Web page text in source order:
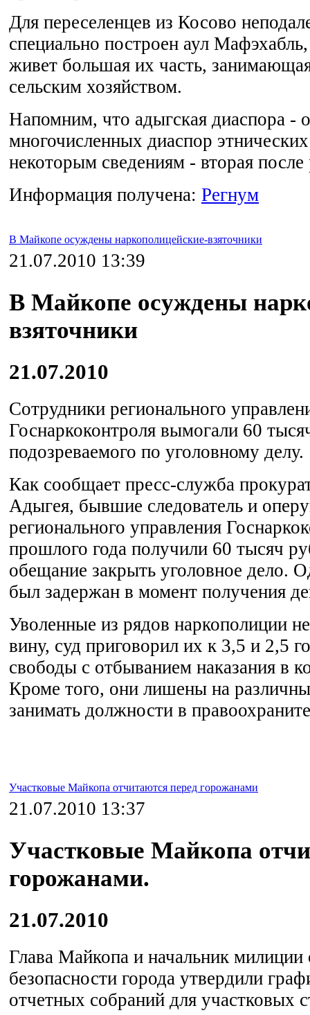
Для переселенцев из Косово
специально построен аул
живет большая их часть,
сельским хозяйством.
Напомним, что адыгская диаспора -
многочисленных диаспор
некоторым сведениям - вторая после
Информация получена: Регнум
В Майкопе осуждены наркополицейские-взяточники
21.07.2010 13:39
В Майкопе осуждены
взяточники
21.07.2010
Сотрудники регионального
Госнаркоконтроля вымогали 60
подозреваемого по уголовному делу.
Как сообщает пресс-служба
Адыгея, бывшие следователь и
регионального управления
прошлого года получили 60 тысяч
обещание закрыть уголовное дело.
был задержан в момент получения
Уволенные из рядов наркополиции
вину, суд приговорил их к 3,5 и 2,5
свободы с отбыванием наказания в
Кроме того, они лишены на
занимать должности в
Участковые Майкопа отчитаются перед горожанами
21.07.2010 13:37
Участковые Майкопа
горожанами.
21.07.2010
Глава Майкопа и начальник
безопасности города утвердили
отчетных собраний для участковых